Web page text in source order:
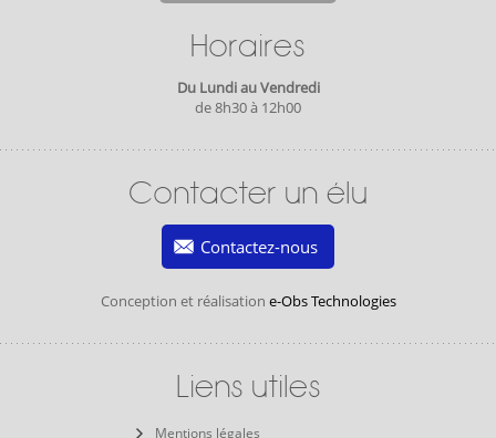
Horaires
Du Lundi au Vendredi
de 8h30 à 12h00
Contacter un élu
Contactez-nous
Conception et réalisation e-Obs Technologies
Liens utiles
Mentions légales